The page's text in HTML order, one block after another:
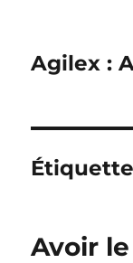
Agilex :
Avoir